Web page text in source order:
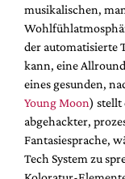
musikalischen,
der automatisierte
kann, eine
eines gesunden,
Young Moon) stellt
abgehackter,
Fantasiesprache,
Tech System zu